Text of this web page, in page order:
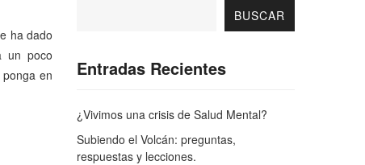
ha dado
un poco
en
BUSCAR
Entradas Recientes
¿Vivimos una crisis de Salud Mental?
Subiendo el Volcán: preguntas,
respuestas y lecciones.